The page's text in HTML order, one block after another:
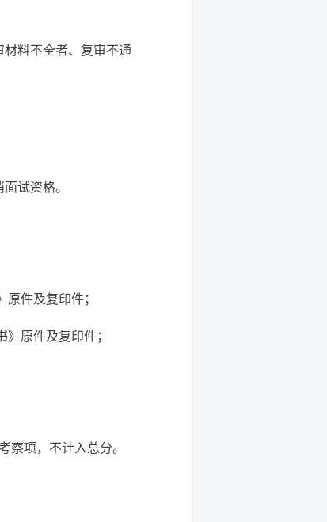
料不全者、复审不通
试资格。
件及复印件；
原件及复印件；
察项，不计入总分。